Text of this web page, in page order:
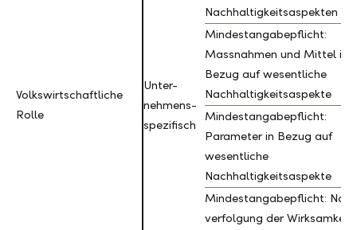
Volkswirtschaftliche
Rolle
Unter-
nehmens-
spezifisch
Nachhaltigkeitsaspekten
Mindestangabepflicht:
Massnahmen und Mittel in
Bezug auf wesentliche
Nachhaltigkeitsaspekte
Mindestangabepflicht:
Parameter in Bezug auf
wesentliche
Nachhaltigkeitsaspekte
Mindestangabepflicht:
verfolgung der Wirksamkeit
Volkswirtschaftliche
Rolle